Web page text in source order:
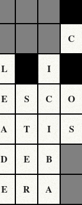
C
L I
E S C O
A T I S
D E B
E R A